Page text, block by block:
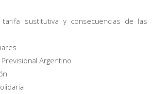
sustitutiva y consecuencias de las
Argentino